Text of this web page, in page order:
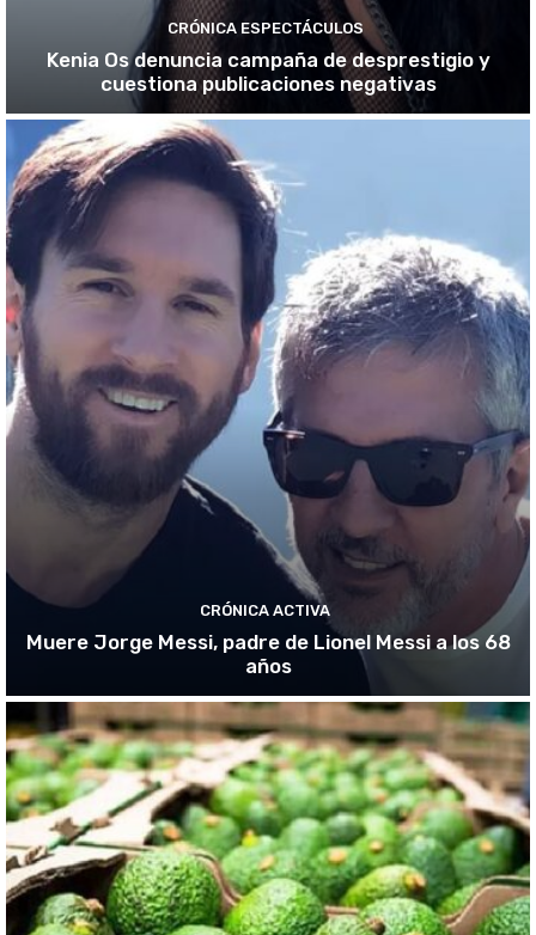
CRÓNICA ESPECTÁCULOS
Kenia Os denuncia campaña de desprestigio y
cuestiona publicaciones negativas
CRÓNICA ACTIVA
Muere Jorge Messi, padre de Lionel Messi a los 68
años